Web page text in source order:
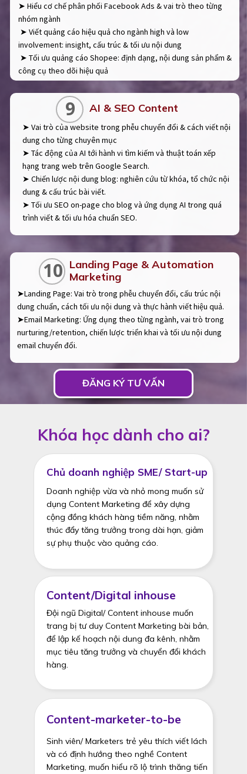
AI & SEO Content
➤ Vai trò của website trong phễu chuyển đổi & cách viết nội
dung cho từng chuyên mục
➤ Tác động của AI tới hành vi tìm kiếm và thuật toán xếp
hạng trang web trên Google Search.
➤ Chiến lược nội dung blog: nghiên cứu từ khóa, tổ chức nội
dung & cấu trúc bài viết.
➤ Tối ưu SEO on-page cho blog và ứng dụng AI trong quá
trình viết & tối ưu hóa chuẩn SEO.
9
Landing Page & Automation
Marketing
➤Landing Page: Vai trò trong phễu chuyển đổi, cấu trúc nội
dung chuẩn, cách tối ưu nội dung và thực hành viết hiệu quả.
➤Email Marketing: Ứng dụng theo từng ngành, vai trò trong
nurturing/retention, chiến lược triển khai và tối ưu nội dung
email chuyển đổi.
10
➤ Hiểu cơ chế phân phối Facebook Ads & vai trò theo từng
nhóm ngành
➤ Viết quảng cáo hiệu quả cho ngành high và low
involvement: insight, cấu trúc & tối ưu nội dung
➤ Tối ưu quảng cáo Shopee: định dạng, nội dung sản phẩm &
công cụ theo dõi hiệu quả
ĐĂNG KÝ TƯ VẤN
Khóa học dành cho ai?
Doanh nghiệp vừa và nhỏ mong muốn sử
dụng Content Marketing để xây dựng
cộng đồng khách hàng tiềm năng, nhằm
thúc đẩy tăng trưởng trong dài hạn, giảm
sự phụ thuộc vào quảng cáo.
Chủ doanh nghiệp SME/ Start-up
Đội ngũ Digital/ Content inhouse muốn
trang bị tư duy Content Marketing bài bản,
để lập kế hoạch nội dung đa kênh, nhằm
mục tiêu tăng trưởng và chuyển đổi khách
hàng.
Content/Digital inhouse
Sinh viên/ Marketers trẻ yêu thích viết lách
và có định hướng theo nghề Content
Marketing, muốn hiểu rõ lộ trình thăng tiến
Content-marketer-to-be